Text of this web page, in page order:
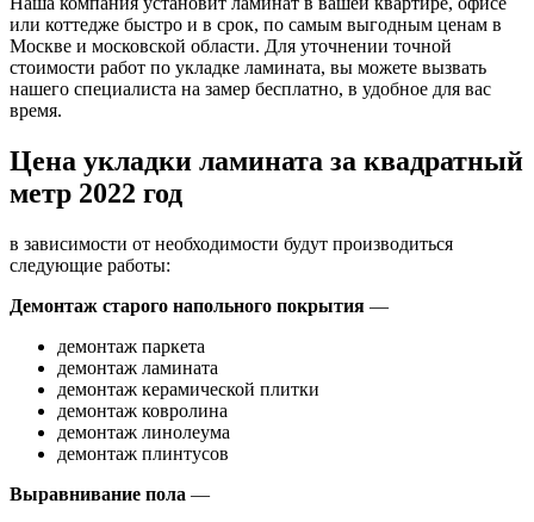
или коттедже быстро и в срок, по самым выгодным ценам в
Москве и московской области. Для уточнении точной
стоимости работ по укладке ламината, вы можете вызвать
нашего специалиста на замер бесплатно, в удобное для вас
время.
Цена укладки ламината за квадратный
метр 2022 год
в зависимости от необходимости будут производиться
следующие работы:
Демонтаж старого напольного покрытия —
демонтаж паркета
демонтаж ламината
демонтаж керамической плитки
демонтаж ковролина
демонтаж линолеума
демонтаж плинтусов
Выравнивание пола —